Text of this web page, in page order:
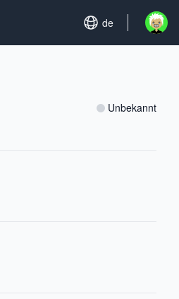
Set language
de Open
Unbekannt